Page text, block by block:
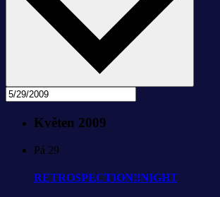
Květen 2009
Pá 29
RETROSPECTION!!NIGHT